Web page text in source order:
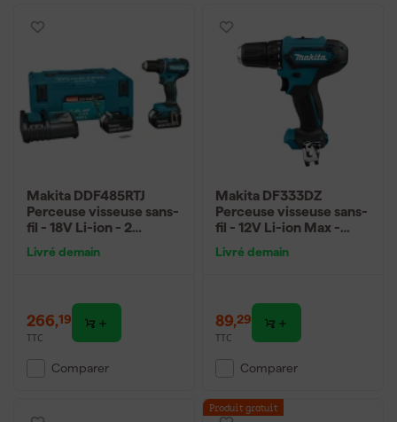
Makita DDF485RTJ
Perceuse visseuse sans-
fil - 18V Li-ion - 2
MAKPAC - Brushless -
Livré demain
266,19
TTC
Comparer
Makita DF333DZ
Perceuse visseuse sans-
fil - 12V Li-ion Max -
Livré demain
89,29
TTC
Comparer
Produit gratuit